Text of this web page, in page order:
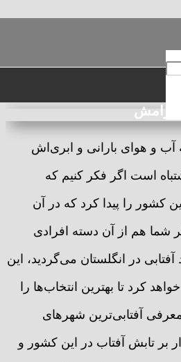
رامش
انگلستان
آب و هوای بارانی و ابری‌اش
است اگر فکر کنیم که
کشور را پیدا کرد که در آن
شما هم از آن دسته افرادی
در انگلستان می‌گردید، این
کرد تا بهترین انتخاب‌ها را
معرفی آفتابی‌ترین شهرهای
بر تابش آفتاب در این کشور و